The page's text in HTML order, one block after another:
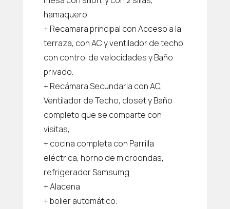
hamaquero.
+ Recamara principal con Acceso a la
terraza, con AC y ventilador de techo
con control de velocidades y Baño
privado.
+ Recámara Secundaria con AC,
Ventilador de Techo, closet y Baño
completo que se comparte con
visitas,
+ cocina completa con Parrilla
eléctrica, horno de microondas,
refrigerador Samsumg
+ Alacena
+ bolier automático.